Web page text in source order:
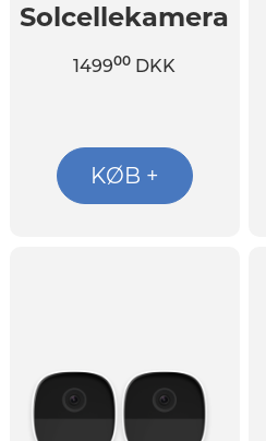
Solcellekamera
149900 DKK
KØB +